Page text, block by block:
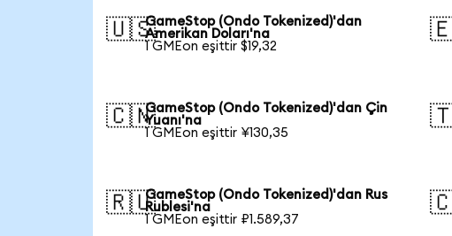
🇺🇸GameStop (Ondo Tokenized)'dan
Amerikan Doları'na
1 GMEon eşittir $19,32
🇨🇳GameStop (Ondo Tokenized)'dan Çin
Yuanı'na
1 GMEon eşittir ¥130,35
🇷🇺GameStop (Ondo Tokenized)'dan Rus
Rublesi'na
1 GMEon eşittir ₽1.589,37